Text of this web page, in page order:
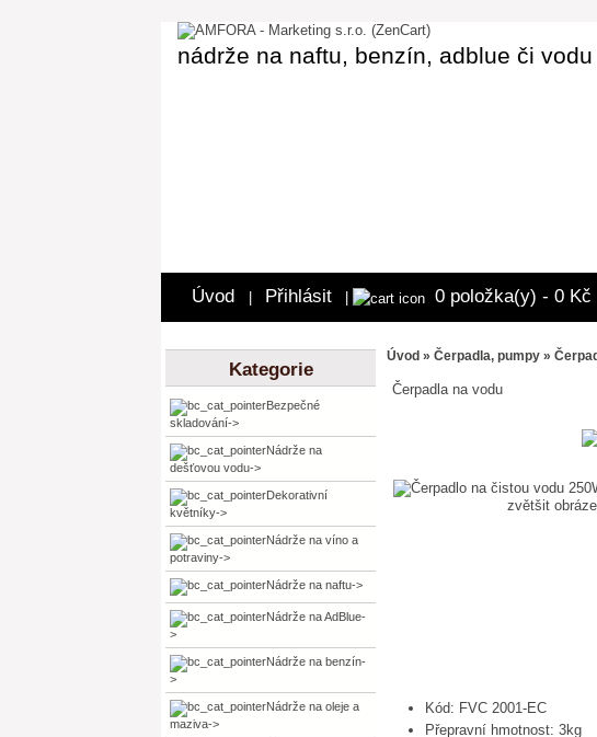
nádrže na naftu, benzín, adblue či vodu
Úvod Přihlásit 0 položka(y) - 0 Kč
Kategorie
Bezpečné
skladování->
Nádrže na
dešťovou vodu->
Dekorativní
květníky->
Nádrže na víno a
potraviny->
Nádrže na naftu->
Nádrže na AdBlue-
>
Nádrže na benzín-
>
Nádrže na oleje a
maziva->
Úvod »Čerpadla, pumpy »
Čerpadla na vodu
zvětšit
Kód: FVC 2001-EC
Přepravní hmotnost: 3kg